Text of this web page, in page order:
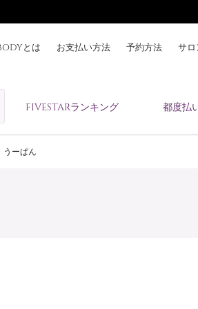
とは お支払い方法 予約方法 サロ
FIVESTARランキング 都度払
お
うーぱん